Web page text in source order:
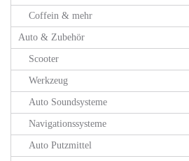
Coffein & mehr
Auto & Zubehör
Scooter
Werkzeug
Auto Soundsysteme
Navigationssysteme
Auto Putzmittel